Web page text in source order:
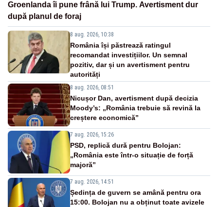
Groenlanda îi pune frână lui Trump. Avertisment dur
după planul de foraj
8 aug. 2026, 10:38
România își păstrează ratingul
recomandat investițiilor. Un semnal
pozitiv, dar și un avertisment pentru
autorități
8 aug. 2026, 08:51
Nicușor Dan, avertisment după decizia
Moody’s: „România trebuie să revină la
creștere economică”
7 aug. 2026, 15:26
PSD, replică dură pentru Bolojan:
„România este într-o situație de forță
majoră”
7 aug. 2026, 14:51
Ședința de guvern se amână pentru ora
15:00. Bolojan nu a obținut toate avizele